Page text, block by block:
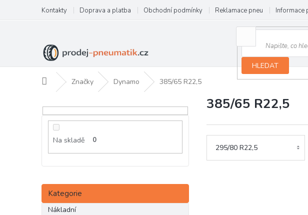
obsah
Kontakty Doprava a platba Obchodní podmínky Reklamace pneu Informace
HLEDAT
Domů Značky Dynamo 385/65 R22,5
o
n
p
Na skladě 0
Přeskočit
kategorie
Kategorie
Nákladní
385/65 R22,5
295/80 R22,5